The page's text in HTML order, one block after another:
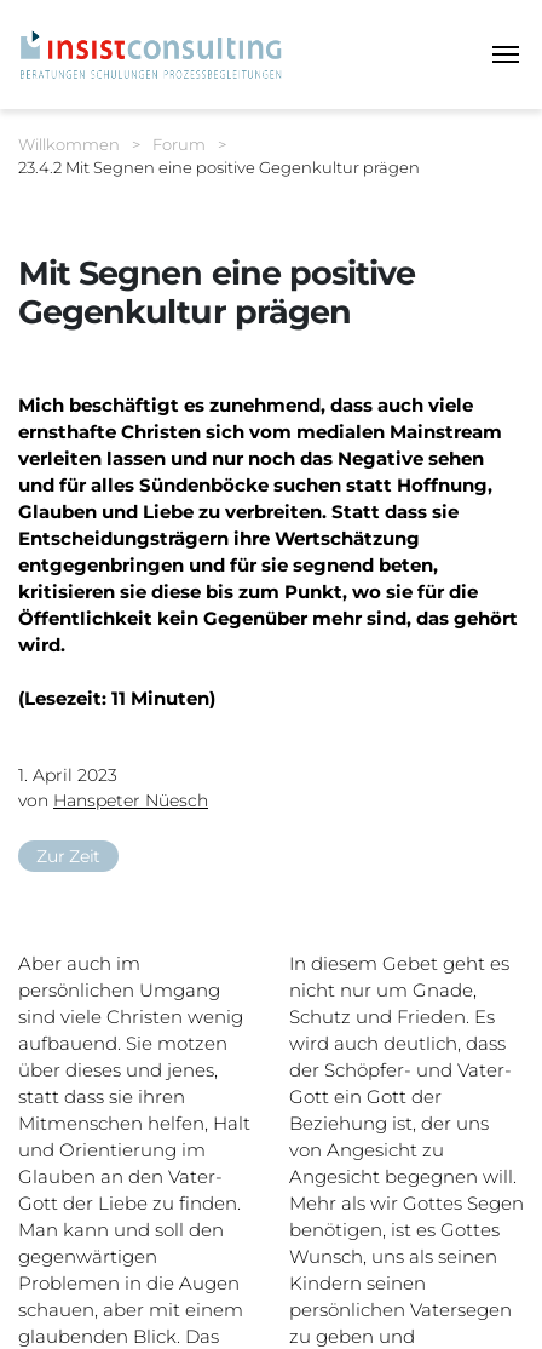
Sie befinden sich hier:
Willkommen > Forum
>
23.4.2 Mit Segnen eine positive Gegenkultur prägen
Mit Segnen eine positive
Gegenkultur prägen
Mich beschäftigt es zunehmend, dass auch viele
ernsthafte Christen sich vom medialen Mainstream
verleiten lassen und nur noch das Negative sehen
und für alles Sündenböcke suchen statt Hoffnung,
Glauben und Liebe zu verbreiten. Statt dass sie
Entscheidungsträgern ihre Wertschätzung
entgegenbringen und für sie segnend beten,
kritisieren sie diese bis zum Punkt, wo sie für die
Öffentlichkeit kein Gegenüber mehr sind, das gehört
wird.
(Lesezeit: 11 Minuten)
1. April 2023
von Hanspeter Nüesch
Zur Zeit
Aber auch im
persönlichen Umgang
sind viele Christen wenig
aufbauend. Sie motzen
über dieses und jenes,
statt dass sie ihren
Mitmenschen helfen, Halt
und Orientierung im
Glauben an den Vater-
Gott der Liebe zu finden.
Man kann und soll den
gegenwärtigen
Problemen in die Augen
schauen, aber mit einem
glaubenden Blick. Das
In diesem Gebet geht es
nicht nur um Gnade,
Schutz und Frieden. Es
wird auch deutlich, dass
der Schöpfer- und Vater-
Gott ein Gott der
Beziehung ist, der uns
von Angesicht zu
Angesicht begegnen will.
Mehr als wir Gottes Segen
benötigen, ist es Gottes
Wunsch, uns als seinen
Kindern seinen
persönlichen Vatersegen
zu geben und